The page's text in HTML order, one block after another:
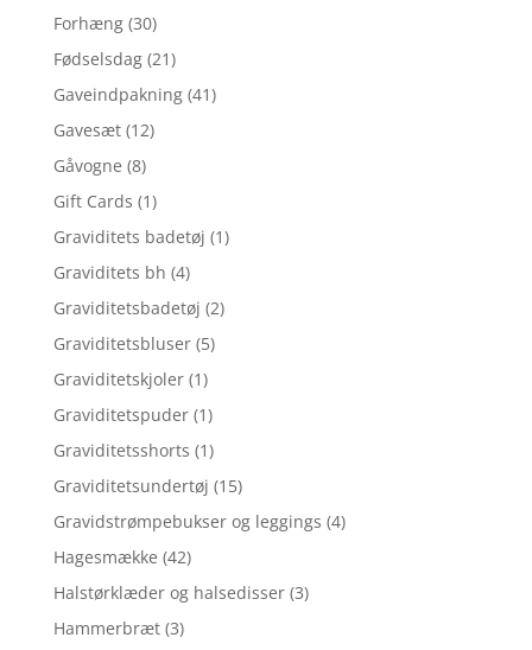
Forhæng (30)
Fødselsdag (21)
Gaveindpakning (41)
Gavesæt (12)
Gåvogne (8)
Gift Cards (1)
Graviditets badetøj (1)
Graviditets bh (4)
Graviditetsbadetøj (2)
Graviditetsbluser (5)
Graviditetskjoler (1)
Graviditetspuder (1)
Graviditetsshorts (1)
Graviditetsundertøj (15)
Gravidstrømpebukser og leggings (4)
Hagesmække (42)
Halstørklæder og halsedisser (3)
Hammerbræt (3)